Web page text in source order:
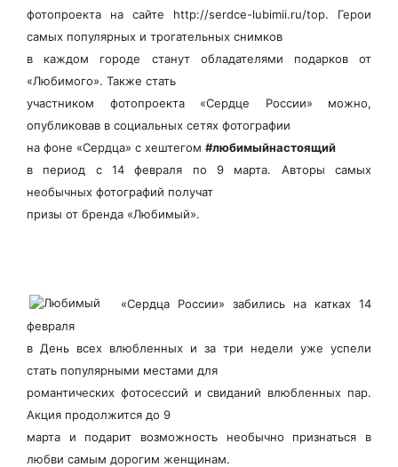
фотопроекта на сайте http://serdce-lubimii.ru/top. Герои
самых популярных и трогательных снимков
в каждом городе станут обладателями подарков от
«Любимого». Также стать
участником фотопроекта «Сердце России» можно,
опубликовав в социальных сетях фотографии
на фоне «Сердца» с хештегом #любимыйнастоящий
в период с 14 февраля по 9 марта. Авторы самых
необычных фотографий получат
призы от бренда «Любимый».
«Сердца России» забились на катках 14
февраля
в День всех влюбленных и за три недели уже успели
стать популярными местами для
романтических фотосессий и свиданий влюбленных пар.
Акция продолжится до 9
марта и подарит возможность необычно признаться в
любви самым дорогим женщинам.